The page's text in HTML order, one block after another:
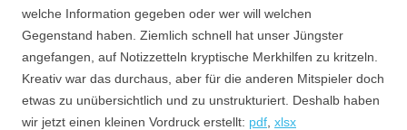
welche Information gegeben oder wer will welchen
Gegenstand haben. Ziemlich schnell hat unser Jüngster
angefangen, auf Notizzetteln kryptische Merkhilfen zu kritzeln.
Kreativ war das durchaus, aber für die anderen Mitspieler doch
etwas zu unübersichtlich und zu unstrukturiert. Deshalb haben
wir jetzt einen kleinen Vordruck erstellt: pdf xlsx